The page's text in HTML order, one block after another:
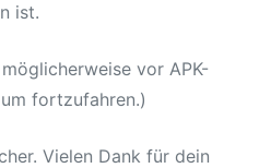
ist.
vor APK-
um fortzufahren.)
Vielen Dank für dein